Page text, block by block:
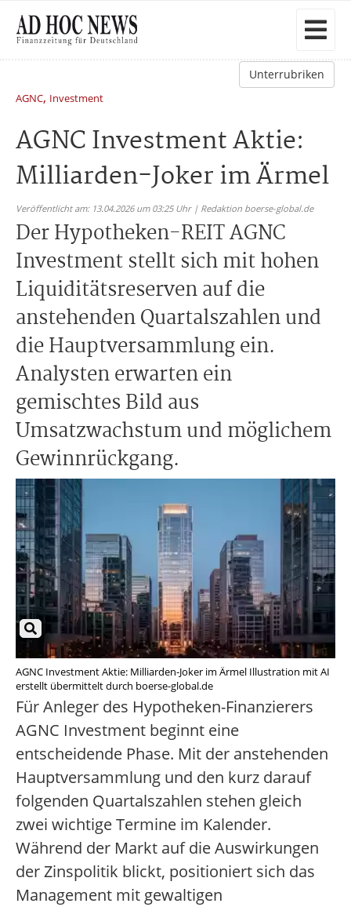
Unterrubriken
AGNC, Investment
AGNC Investment Aktie:
Milliarden-Joker im Ärmel
Veröffentlicht am: 13.04.2026 um 03:25 Uhr | Redaktion boerse-global.de
Der Hypotheken-REIT AGNC
Investment stellt sich mit hohen
Liquiditätsreserven auf die
anstehenden Quartalszahlen und
die Hauptversammlung ein.
Analysten erwarten ein
gemischtes Bild aus
Umsatzwachstum und möglichem
Gewinnrückgang.
AGNC Investment Aktie: Milliarden-Joker im Ärmel Illustration mit AI
erstellt übermittelt durch boerse-global.de
Für Anleger des Hypotheken-Finanzierers
AGNC Investment beginnt eine
entscheidende Phase. Mit der anstehenden
Hauptversammlung und den kurz darauf
folgenden Quartalszahlen stehen gleich
zwei wichtige Termine im Kalender.
Während der Markt auf die Auswirkungen
der Zinspolitik blickt, positioniert sich das
Management mit gewaltigen